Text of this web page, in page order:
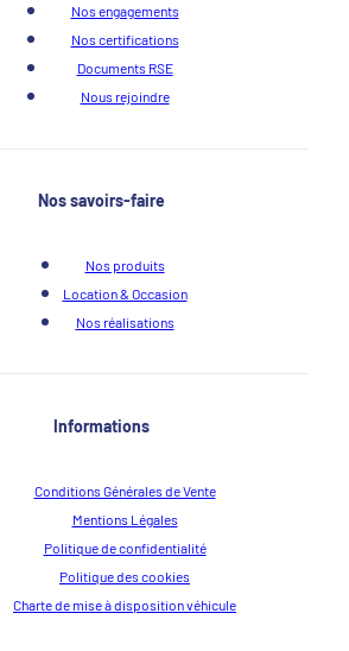
Nos engagements
Nos certifications
Documents RSE
Nous rejoindre
Nos savoirs-faire
Nos produits
Location & Occasion
Nos réalisations
Informations
Conditions Générales de Vente
Mentions Légales
Politique de confidentialité
Politique des cookies
Charte de mise à disposition véhicule